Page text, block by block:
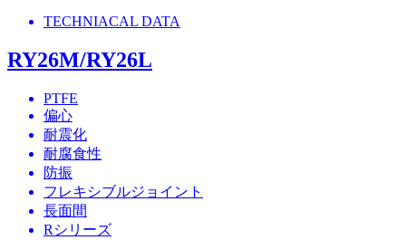
TECHNIACAL DATA
RY26M/RY26L
PTFE
偏心
耐震化
耐腐食性
防振
フレキシブルジョイント
長面間
Rシリーズ